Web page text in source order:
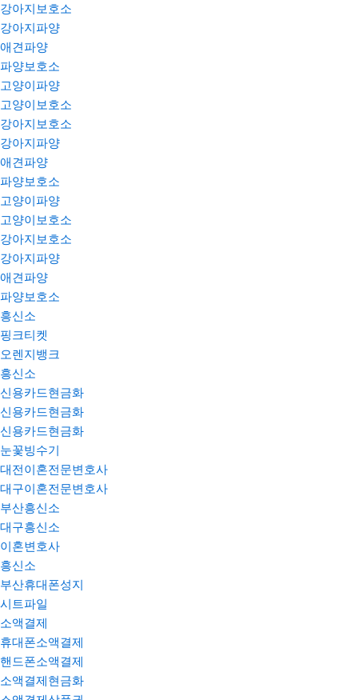
강아지보호소
강아지파양
애견파양
파양보호소
고양이파양
고양이보호소
강아지보호소
강아지파양
애견파양
파양보호소
고양이파양
고양이보호소
강아지보호소
강아지파양
애견파양
파양보호소
흥신소
핑크티켓
오렌지뱅크
흥신소
신용카드현금화
신용카드현금화
신용카드현금화
눈꽃빙수기
대전이혼전문변호사
대구이혼전문변호사
부산흥신소
대구흥신소
이혼변호사
흥신소
부산휴대폰성지
시트파일
소액결제
휴대폰소액결제
핸드폰소액결제
소액결제현금화